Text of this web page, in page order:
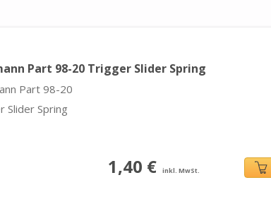
Part 98-20 Trigger Slider Spring
Part 98-20
Slider Spring
1,40 € inkl. MwSt.